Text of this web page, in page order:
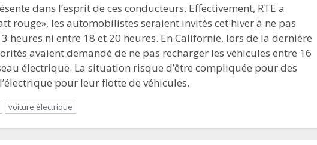
dans l’esprit de ces conducteurs. Effectivement, RTE a
rouge», les automobilistes seraient invités cet hiver à ne pas
heures ni entre 18 et 20 heures. En Californie, lors de la dernière
avaient demandé de ne pas recharger les véhicules entre 16
électrique. La situation risque d’être compliquée pour des
pour leur flotte de véhicules.
voiture électrique